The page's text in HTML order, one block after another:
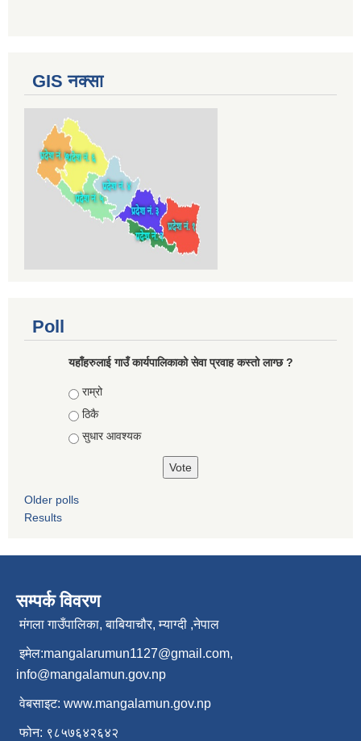
GIS नक्सा
Poll
यहाँहरुलाई गाउँ कार्यपालिकाको सेवा प्रवाह कस्तो लाग्छ ?
Choices
राम्रो
ठिकै
सुधार आवश्यक
Older polls
Results
सम्पर्क विवरण
मंगला गाउँपालिका, बाबियाचौर, म्याग्दी ,नेपाल
इमेल:mangalarumun1127@gmail.com,
info@mangalamun.gov.np
वेबसाइट: www.mangalamun.gov.np
फोन: ९८५७६४२६४२